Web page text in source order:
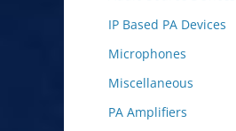
IP Based PA Devices
Microphones
Miscellaneous
PA Amplifiers